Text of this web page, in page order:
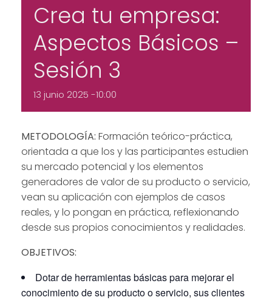
Crea tu empresa:
Aspectos Básicos –
Sesión 3
13 junio 2025 -10:00
METODOLOGÍA: Formación teórico-práctica,
orientada a que los y las participantes estudien
su mercado potencial y los elementos
generadores de valor de su producto o servicio,
vean su aplicación con ejemplos de casos
reales, y lo pongan en práctica, reflexionando
desde sus propios conocimientos y realidades.
OBJETIVOS:
Dotar de herramientas básicas para mejorar el
conocimiento de su producto o servicio, sus clientes